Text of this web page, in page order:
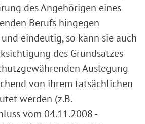
des Angehörigen eines
Berufs hingegen
eindeutig, so kann sie auch
des Grundsatzes
Auslegung
von ihrem tatsächlichen
werden (z.B.
vom 04.11.2008 -